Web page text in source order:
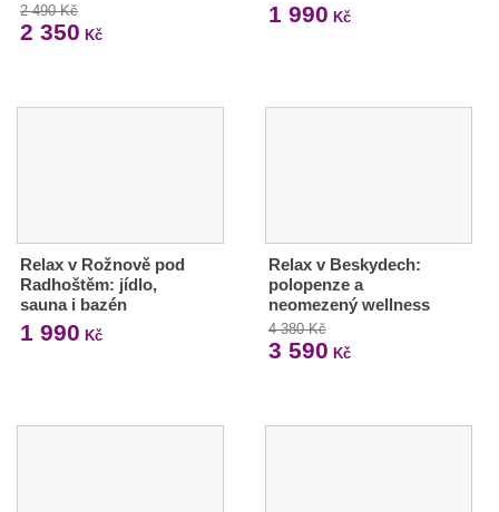
2 490 Kč
2 350 Kč
1 990 Kč
Relax v Rožnově pod
Radhoštěm: jídlo,
sauna i bazén
1 990 Kč
Relax v Beskydech:
polopenze a
neomezený wellness
4 380 Kč
3 590 Kč